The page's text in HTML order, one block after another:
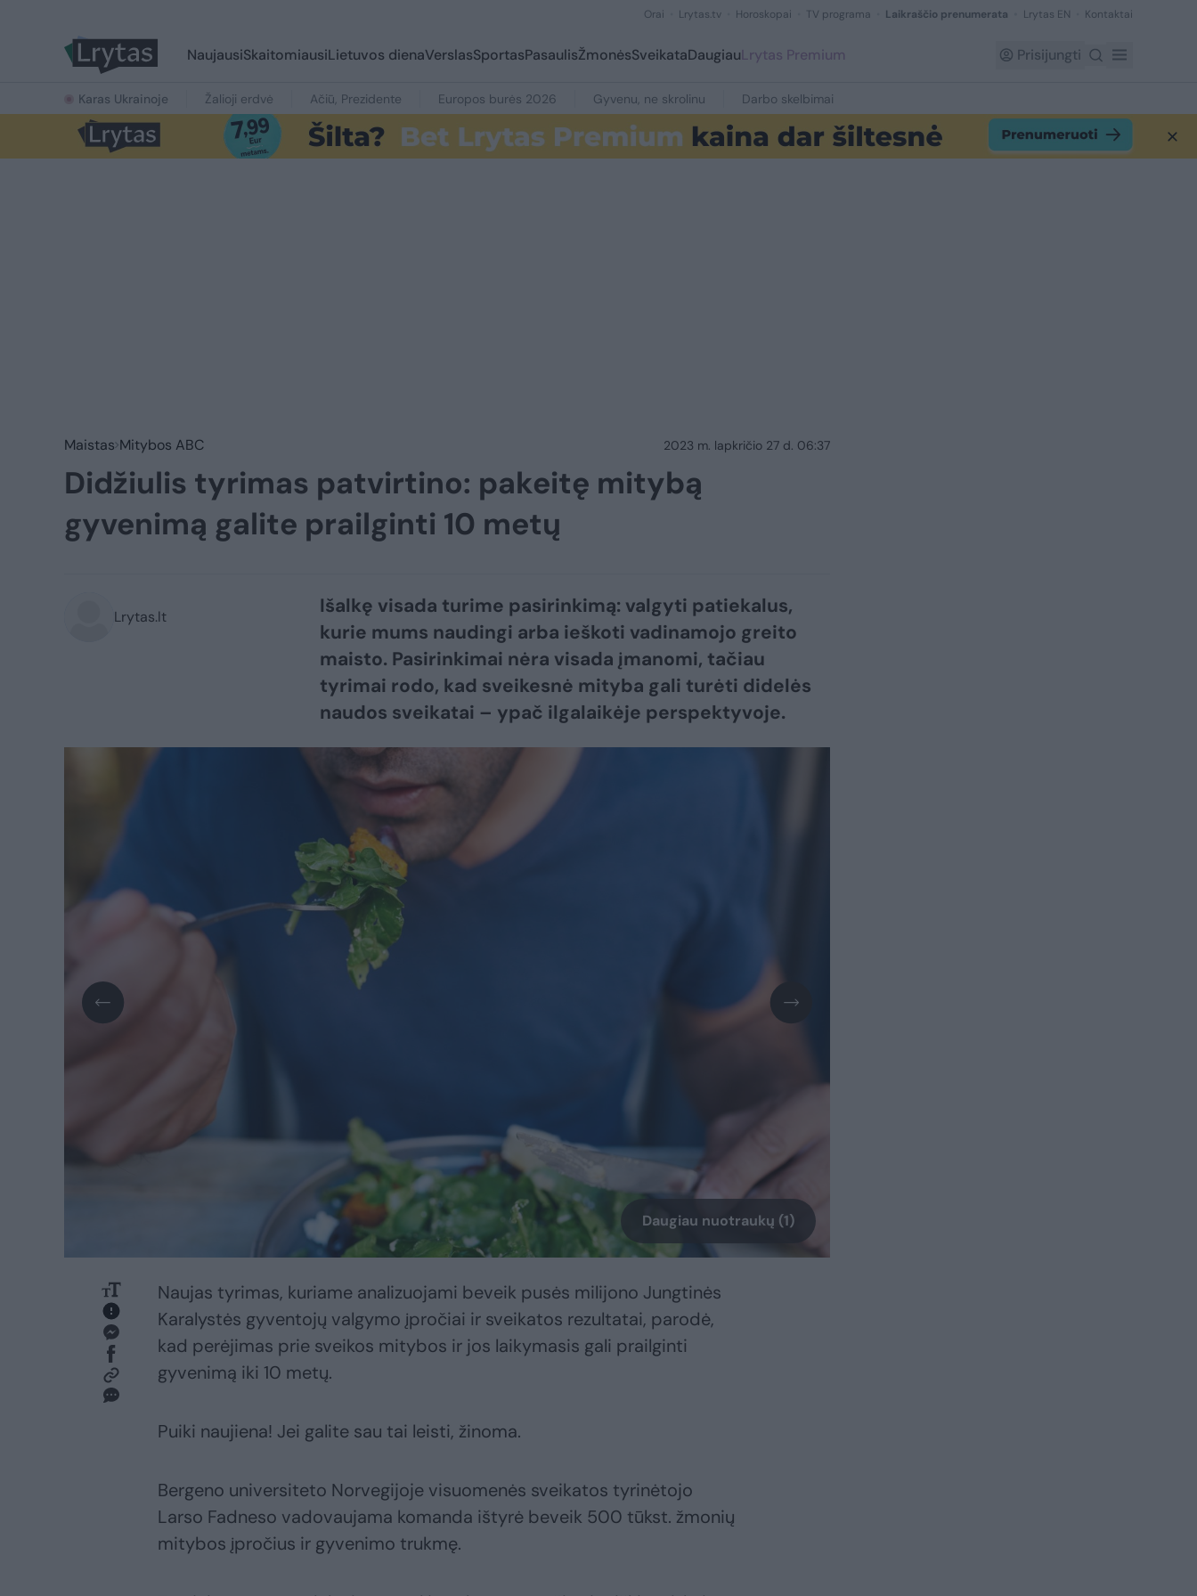
Orai Lrytas.tv Horoskopai TV programa Laikraščio prenumerata Lrytas EN Kontaktai
NaujausiSkaitomiausiLietuvos dienaVerslasSportasPasaulisŽmonėsSveikataDaugiauLrytas Premium Prisijungti
Karas Ukrainoje Žalioji erdvė Ačiū, Prezidente Europos burės 2026 Gyvenu, ne skrolinu Darbo skelbimai
Maistas Mitybos ABC 2023 m. lapkričio 27 d. 06:37
Didžiulis tyrimas patvirtino: pakeitę mitybą
gyvenimą galite prailginti 10 metų
Lrytas.lt
Išalkę visada turime pasirinkimą: valgyti patiekalus,
kurie mums naudingi arba ieškoti vadinamojo greito
maisto. Pasirinkimai nėra visada įmanomi, tačiau
tyrimai rodo, kad sveikesnė mityba gali turėti didelės
naudos sveikatai – ypač ilgalaikėje perspektyvoje.
Daugiau nuotraukų (1)
Naujas tyrimas, kuriame analizuojami beveik pusės milijono Jungtinės
Karalystės gyventojų valgymo įpročiai ir sveikatos rezultatai, parodė,
kad perėjimas prie sveikos mitybos ir jos laikymasis gali prailginti
gyvenimą iki 10 metų.
Puiki naujiena! Jei galite sau tai leisti, žinoma.
Bergeno universiteto Norvegijoje visuomenės sveikatos tyrinėtojo
Larso Fadneso vadovaujama komanda ištyrė beveik 500 tūkst. žmonių
mitybos įpročius ir gyvenimo trukmę.